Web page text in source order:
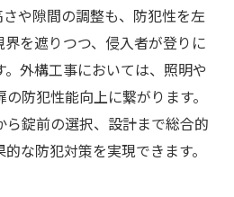
や隙間の調整も、防犯性を左
を遮りつつ、侵入者が登りに
外構工事においては、照明や
防犯性能向上に繋がります。
ら錠前の選択、設計まで総合的
な防犯対策を実現できます。